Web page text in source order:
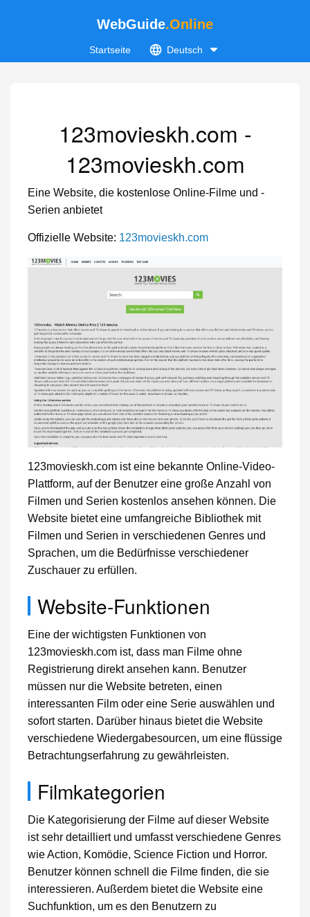
WebGuide.Online
Startseite Deutsch
123movieskh.com -
123movieskh.com
Eine Website, die kostenlose Online-Filme und -
Serien anbietet
Offizielle Website: 123movieskh.com
123movieskh.com ist eine bekannte Online-Video-
Plattform, auf der Benutzer eine große Anzahl von
Filmen und Serien kostenlos ansehen können. Die
Website bietet eine umfangreiche Bibliothek mit
Filmen und Serien in verschiedenen Genres und
Sprachen, um die Bedürfnisse verschiedener
Zuschauer zu erfüllen.
Website-Funktionen
Eine der wichtigsten Funktionen von
123movieskh.com ist, dass man Filme ohne
Registrierung direkt ansehen kann. Benutzer
müssen nur die Website betreten, einen
interessanten Film oder eine Serie auswählen und
sofort starten. Darüber hinaus bietet die Website
verschiedene Wiedergabesourcen, um eine flüssige
Betrachtungserfahrung zu gewährleisten.
Filmkategorien
Die Kategorisierung der Filme auf dieser Website
ist sehr detailliert und umfasst verschiedene Genres
wie Action, Komödie, Science Fiction und Horror.
Benutzer können schnell die Filme finden, die sie
interessieren. Außerdem bietet die Website eine
Suchfunktion, um es den Benutzern zu